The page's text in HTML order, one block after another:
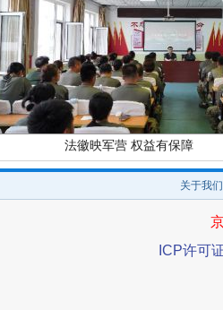
法徽映军营 权益有保障
关于我们
ICP许可